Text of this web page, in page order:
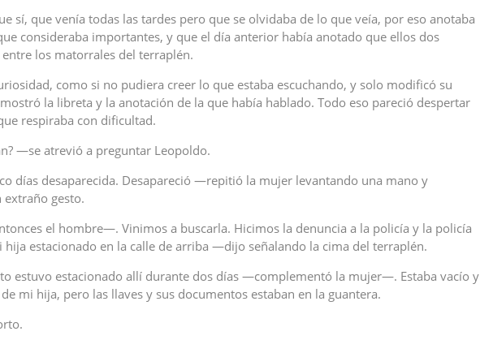
sí, que venía todas las tardes pero que se olvidaba de lo que veía, por eso anotaba
consideraba importantes, y que el día anterior había anotado que ellos dos
los matorrales del terraplén.
como si no pudiera creer lo que estaba escuchando, y solo modificó su
la libreta y la anotación de la que había hablado. Todo eso pareció despertar
respiraba con dificultad.
—se atrevió a preguntar Leopoldo.
días desaparecida. Desapareció —repitió la mujer levantando una mano y
gesto.
el hombre—. Vinimos a buscarla. Hicimos la denuncia a la policía y la policía
hija estacionado en la calle de arriba —dijo señalando la cima del terraplén.
estuvo estacionado allí durante dos días —complementó la mujer—. Estaba vacío y
mi hija, pero las llaves y sus documentos estaban en la guantera.